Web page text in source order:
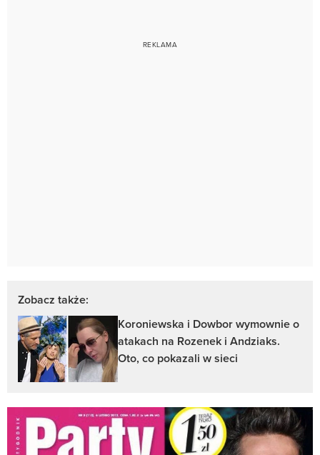
Zobacz także:
Koroniewska i Dowbor wymownie o
atakach na Rozenek i Andziaks.
Oto, co pokazali w sieci